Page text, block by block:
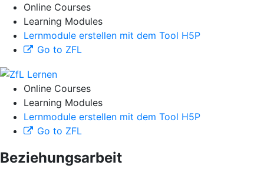
Online Courses
Learning Modules
Lernmodule erstellen mit dem Tool H5P
Go to ZFL
Online Courses
Learning Modules
Lernmodule erstellen mit dem Tool H5P
Go to ZFL
Beziehungsarbeit